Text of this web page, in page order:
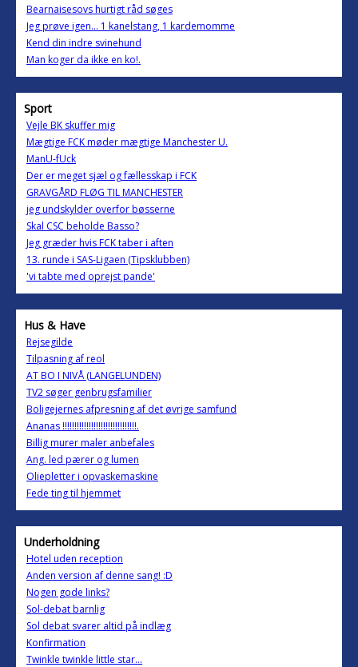
Bearnaisesovs hurtigt råd søges
Jeg prøve igen... 1 kanelstang, 1 kardemomme
Kend din indre svinehund
Man koger da ikke en ko!.
Sport
Vejle BK skuffer mig
Mægtige FCK møder mægtige Manchester U.
ManU-fUck
Der er meget sjæl og fællesskap i FCK
GRAVGÅRD FLØG TIL MANCHESTER
jeg undskylder overfor bøsserne
Skal CSC beholde Basso?
Jeg græder hvis FCK taber i aften
13. runde i SAS-Ligaen (Tipsklubben)
'vi tabte med oprejst pande'
Hus & Have
Rejsegilde
Tilpasning af reol
AT BO I NIVÅ (LANGELUNDEN)
TV2 søger genbrugsfamilier
Boligejernes afpresning af det øvrige samfund
Ananas !!!!!!!!!!!!!!!!!!!!!!!!!!!!!!!.
Billig murer maler anbefales
Ang. led pærer og lumen
Oliepletter i opvaskemaskine
Fede ting til hjemmet
Underholdning
Hotel uden reception
Anden version af denne sang! :D
Nogen gode links?
Sol-debat barnlig
Sol debat svarer altid på indlæg
Konfirmation
Twinkle twinkle little star...